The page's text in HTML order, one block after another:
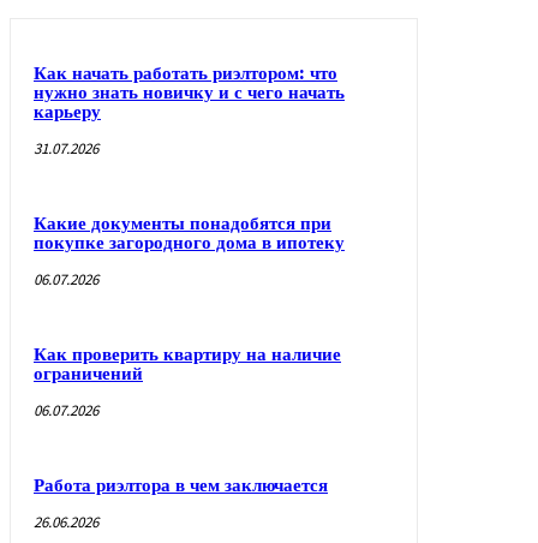
Как начать работать риэлтором: что
нужно знать новичку и с чего начать
карьеру
31.07.2026
Какие документы понадобятся при
покупке загородного дома в ипотеку
06.07.2026
Как проверить квартиру на наличие
ограничений
06.07.2026
Работа риэлтора в чем заключается
26.06.2026